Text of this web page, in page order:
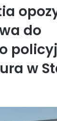
do
w